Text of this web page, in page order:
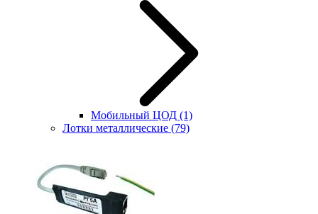
Мобильный ЦОД (1)
Лотки металлические (79)